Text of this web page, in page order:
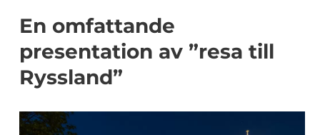
En omfattande
presentation av ”resa till
Ryssland”